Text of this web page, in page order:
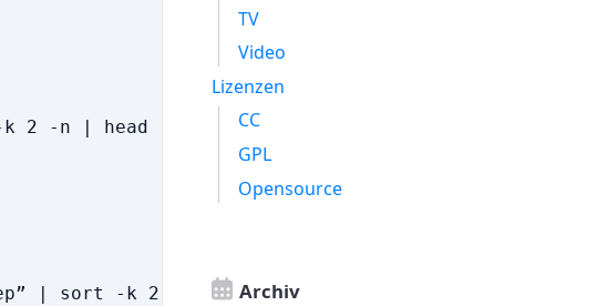
-n | head -1 | awk ’{ print $2}’ )
| sort -k 2 -n
TV
Video
Lizenzen
CC
GPL
Opensource
Archiv